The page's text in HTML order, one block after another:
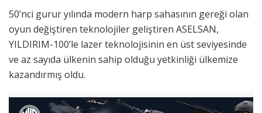
50’nci gurur yılında modern harp sahasının gereği olan
oyun değiştiren teknolojiler geliştiren ASELSAN,
YILDIRIM-100’le lazer teknolojisinin en üst seviyesinde
ve az sayıda ülkenin sahip olduğu yetkinliği ülkemize
kazandırmış oldu.